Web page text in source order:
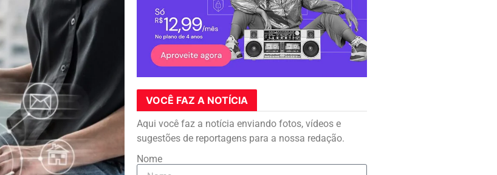
VOCÊ FAZ A NOTÍCIA
Aqui você faz a notícia enviando fotos, vídeos e
sugestões de reportagens para a nossa redação.
Nome